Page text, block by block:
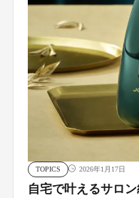
TOPICS 2026年1月17日
自宅で叶えるサロ